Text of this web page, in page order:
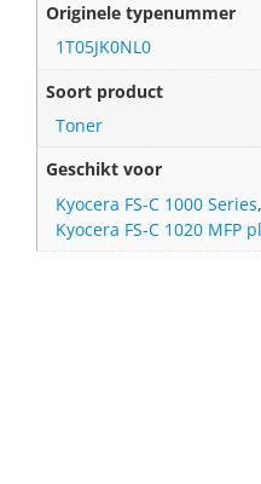
Originele typenummer
1T05JK0NL0
Soort product
Toner
Geschikt voor
Kyocera FS-C 1000 Series,
Kyocera FS-C 1020 MFP